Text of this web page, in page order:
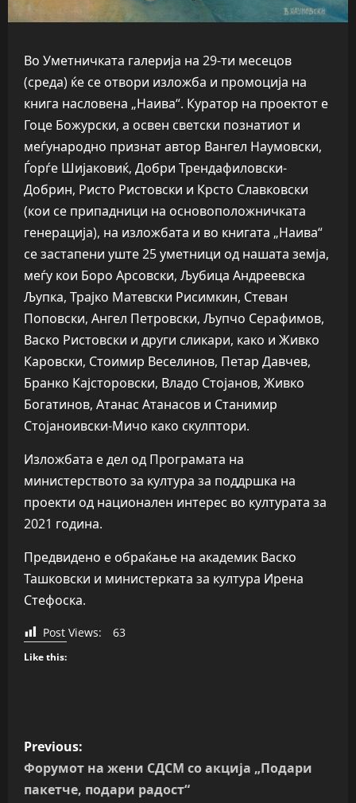
Во Уметничката галерија на 29-ти месецов
(среда) ќе се отвори изложба и промоција на
книга насловена „Наива“. Куратор на проектот е
Гоце Божурски, а освен светски познатиот и
меѓународно признат автор Вангел Наумовски,
Ѓорѓе Шијаковиќ, Добри Трендафиловски-
Добрин, Ристо Ристовски и Крсто Славковски
(кои се припадници на основоположничката
генерација), на изложбата и во книгата „Наива“
се застапени уште 25 уметници од нашата земја,
меѓу кои Боро Арсовски, Љубица Андреевска
Љупка, Трајко Матевски Рисимкин, Стеван
Поповски, Ангел Петровски, Љупчо Серафимов,
Васко Ристовски и други сликари, како и Живко
Каровски, Стоимир Веселинов, Петар Давчев,
Бранко Кајсторовски, Владо Стојанов, Живко
Богатинов, Атанас Атанасов и Станимир
Стојаноивски-Мичо како скулптори.
Изложбата е дел од Програмата на
министерството за култура за поддршка на
проекти од национален интерес во културата за
2021 година.
Предвидено е обраќање на академик Васко
Ташковски и министерката за култура Ирена
Стефоска.
Post Views: 63
Like this:
P
o
Previous:
Форумот на жени СДСМ со акција „Подари
пакетче, подари радост“